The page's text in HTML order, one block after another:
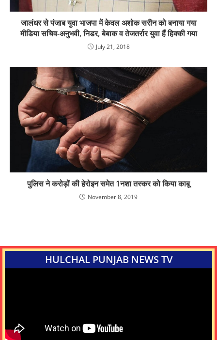
जालंधर से पंजाब युवा भाजपा में केवल अशोक सरीन को बनाया गया
मीडिया सचिव-अनुभवी, निडर, बेबाक व तेजतर्रार युवा हैं हिक्की गया
July 21, 2018
पुलिस ने करोड़ों की हेरोइन समेत 1नशा तस्कर को किया काबू
November 8, 2019
HULCHAL PUNJAB NEWS TV